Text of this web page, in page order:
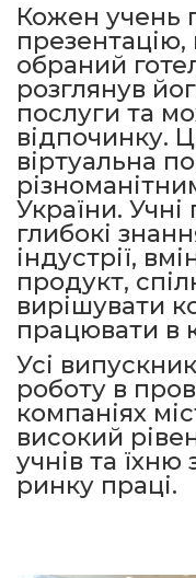
Кожен учень
презентацію,
обраний
розглянув
послуги та
відпочинку.
віртуальна
України.
глибокі
індустрії,
продукт,
вирішувати
працювати в
Усі
роботу в
компаніях
високий
учнів та їхню
ринку праці.